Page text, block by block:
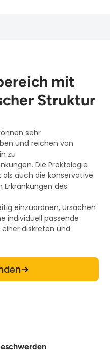
mit
Struktur
sehr
und reichen von
zu
Die Proktologie
auch die konservative
des
einzuordnen, Ursachen
individuell passende
diskreten und